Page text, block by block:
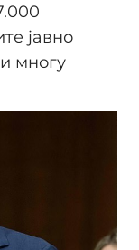
јавно
многу